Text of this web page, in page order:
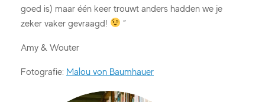
goed is) maar één keer trouwt anders hadden we je
zeker vaker gevraagd!
”
Amy & Wouter
Fotografie: Malou von Baumhauer